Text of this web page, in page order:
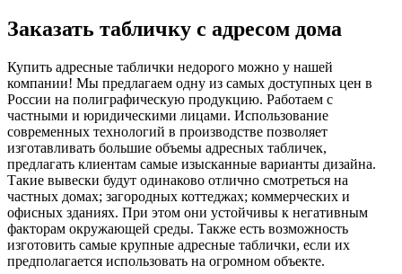
Заказать табличку с адресом дома
Купить адресные таблички недорого можно у нашей
компании! Мы предлагаем одну из самых доступных цен в
России на полиграфическую продукцию. Работаем с
частными и юридическими лицами. Использование
современных технологий в производстве позволяет
изготавливать большие объемы адресных табличек,
предлагать клиентам самые изысканные варианты дизайна.
Такие вывески будут одинаково отлично смотреться на
частных домах; загородных коттеджах; коммерческих и
офисных зданиях. При этом они устойчивы к негативным
факторам окружающей среды. Также есть возможность
изготовить самые крупные адресные таблички, если их
предполагается использовать на огромном объекте.